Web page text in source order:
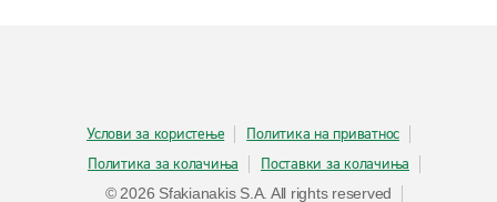
Услови за користење
Политика на приватнос
Политика за колачиња
Поставки за колачиња
© 2026 Sfakianakis S.A. All rights reserved